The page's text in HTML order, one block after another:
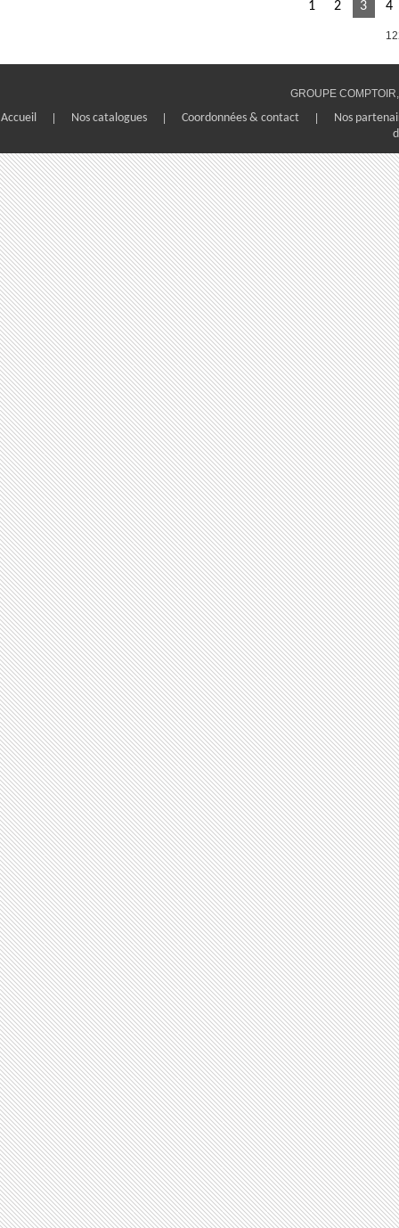
1 2 3 4
GROUPE
Accueil | Nos catalogues | Coordonnées & contact |
Nos